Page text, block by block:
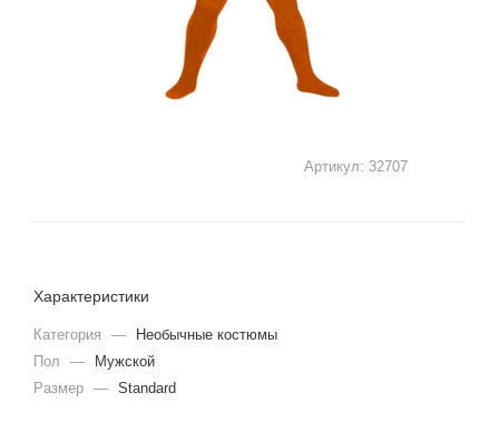
Артикул: 32707
Характеристики
Категория —
Необычные костюмы
Пол
—
Мужской
Размер — Standard